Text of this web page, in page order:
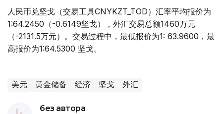
人民币兑坚戈（交易工具CNYKZT_TOD）汇率平均报价为
1:64.2450（-0.6149坚戈），外汇交易总额1460万元
（-2131.5万元）。交易过程中，最低报价为1: 63.9600，最
高报价为1:64.5300 坚戈。
美元 黄金储备 经济 坚戈 外汇
без автора